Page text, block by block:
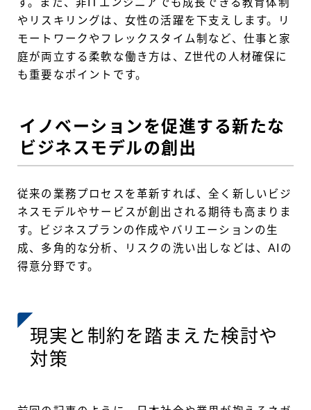
す。また、非ITエンジニアでも成長できる教育体制
やリスキリングは、女性の活躍を下支えします。リ
モートワークやフレックスタイム制など、仕事と家
庭が両立する柔軟な働き方は、Z世代の人材確保に
も重要なポイントです。
イノベーションを促進する新たな
ビジネスモデルの創出
従来の業務プロセスを革新すれば、全く新しいビジ
ネスモデルやサービスが創出される期待も高まりま
す。ビジネスプランの作成やバリエーションの生
成、多角的な分析、リスクの洗い出しなどは、AIの
得意分野です。
現実と制約を踏まえた検討や
対策